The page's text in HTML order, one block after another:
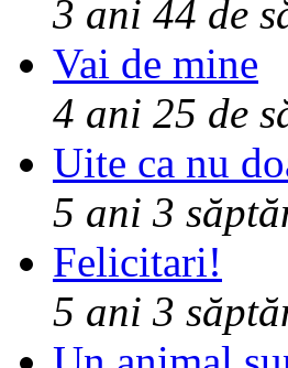
3 ani 44 de
Vai de mine
4 ani 25 de
Uite ca nu
5 ani 3
Felicitari!
5 ani 3